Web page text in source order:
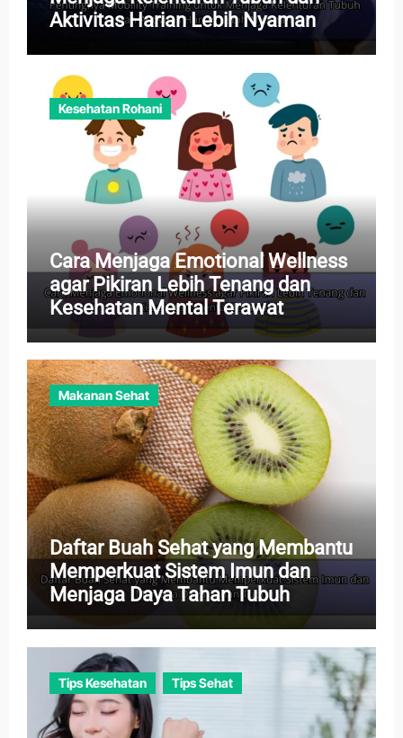
Aktivitas Harian Lebih Nyaman
Kesehatan Rohani
Cara Menjaga Emotional Wellness
agar Pikiran Lebih Tenang dan
Kesehatan Mental Terawat
Makanan Sehat
Daftar Buah Sehat yang Membantu
Memperkuat Sistem Imun dan
Menjaga Daya Tahan Tubuh
Tips Kesehatan Tips Sehat